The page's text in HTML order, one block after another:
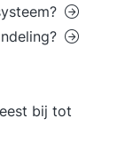
bij tot